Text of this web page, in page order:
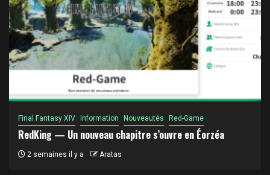
Final Fantasy XIV Information Nouveautés Red-Game
RedKing — Un nouveau chapitre s’ouvre en Éorzéa
2 semaines il y a Aratas